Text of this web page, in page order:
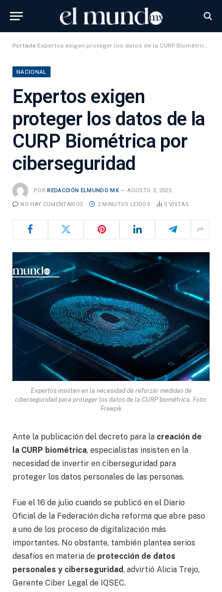
Portada Expertos exigen proteger los datos de la CURP Biométrica por ciberseguridad
NACIONAL
Expertos exigen
proteger los datos de la
CURP Biométrica por
ciberseguridad
POR REDACCIÓN ELMUNDO MX AGOSTO 3, 2025
NO HAY COMENTARIOS 2 MINUTOS LEÍDOS 5 VISTAS
Expertos insisten en la necesidad de reforzar medidas de
ciberseguridad para proteger los datos de la CURP biométrica. Foto:
Freepik
Ante la publicación del decreto para la creación de
la CURP biométrica, especialistas insisten en la
necesidad de invertir en ciberseguridad para
proteger los datos personales de las personas.
Fue el 16 de julio cuando se publicó en el Diario
Oficial de la Federación dicha reforma que abre paso
a uno de los proceso de digitalización más
importantes. No obstante, también plantea serios
desafíos en materia de protección de datos
personales y ciberseguridad, advirtió Alicia Trejo,
Gerente Ciber Legal de IQSEC.